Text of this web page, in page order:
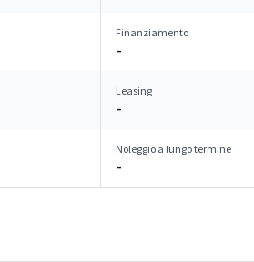
Finanziamento
–
Leasing
–
Noleggio a lungo termine
–